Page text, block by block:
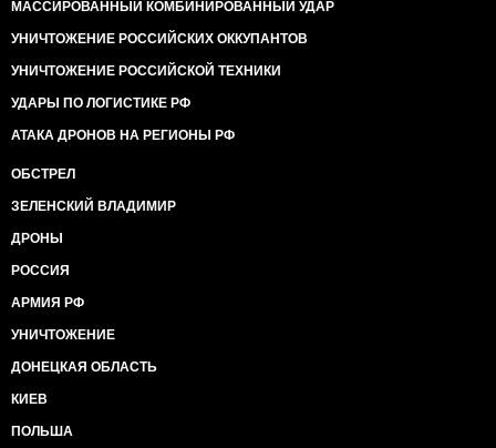
МАССИРОВАННЫЙ КОМБИНИРОВАННЫЙ УДАР
УНИЧТОЖЕНИЕ РОССИЙСКИХ ОККУПАНТОВ
УНИЧТОЖЕНИЕ РОССИЙСКОЙ ТЕХНИКИ
УДАРЫ ПО ЛОГИСТИКЕ РФ
АТАКА ДРОНОВ НА РЕГИОНЫ РФ
ОБСТРЕЛ
ЗЕЛЕНСКИЙ ВЛАДИМИР
ДРОНЫ
РОССИЯ
АРМИЯ РФ
УНИЧТОЖЕНИЕ
ДОНЕЦКАЯ ОБЛАСТЬ
КИЕВ
ПОЛЬША